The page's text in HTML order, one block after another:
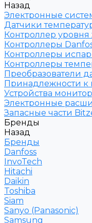
Назад
Электронные
Датчики
Контроллер
Контроллеры
Контроллеры
Контроллеры
Преобразователи
Принадлежности к
Устройства
Электронные
Запасные части
Бренды
Назад
Бренды
Danfoss
InvoTech
Hitachi
Daikin
Toshiba
Siam
Sanyo (Panasonic)
Samsung